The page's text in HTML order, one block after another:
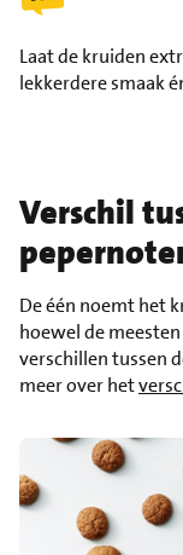
Laat de kruiden
lekkerdere smaak
Verschil
De één noemt het
hoewel de
verschillen tussen
meer over het